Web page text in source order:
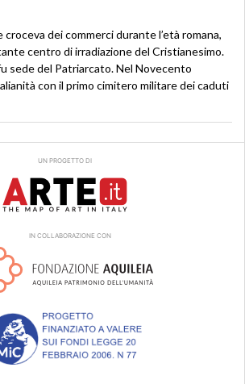
dei commerci durante l’età romana,
centro di irradiazione del Cristianesimo.
sede del Patriarcato. Nel Novecento
con il primo cimitero militare dei caduti
UN PROGETTO DI
IN COLLABORAZIONE CON